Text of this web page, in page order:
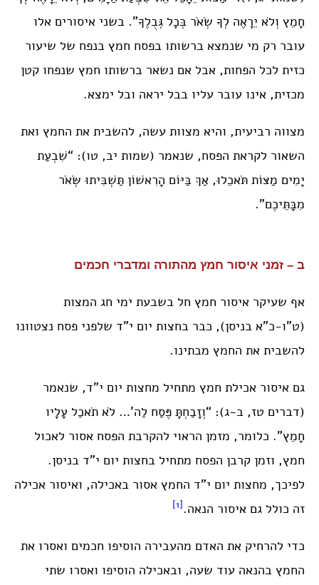
חָמֵץ וְלֹא יֵרָאֶה לְךָ שְׂאֹר בְּכָל גְּבֻלֶךָ”. בשני איסורים אלו
עובר רק מי שנמצא ברשותו בפסח חמץ בנפח של שיעור
כזית לכל הפחות, אבל אם נשאר ברשותו חמץ שנפחו קטן
מכזית, אינו עובר עליו בבל יראה ובל ימצא.
מצווה רביעית, והיא מצוות עשה, להשבית את החמץ ואת
השאור לקראת הפסח, שנאמר (שמות יב, טו): “שִׁבְעַת
יָמִים מַצּוֹת תֹּאכֵלוּ, אַךְ בַּיּוֹם הָרִאשׁוֹן תַּשְׁבִּיתוּ שְּׂאֹר
מִבָּתֵּיכֶם”.
ב – זמני איסור חמץ מהתורה ומדברי חכמים
אף שעיקר איסור חמץ חל בשבעת ימי חג המצות
(ט”ו-כ”א בניסן), כבר בחצות יום י”ד שלפני פסח נצטוונו
להשבית את החמץ מבתינו.
גם איסור אכילת חמץ מתחיל מחצות יום י”ד, שנאמר
(דברים טז, ב-ג): “וְזָבַחְתָּ פֶּסַח לַה’… לֹא תֹאכַל עָלָיו
חָמֵץ”. כלומר, מזמן הראוי להקרבת הפסח אסור לאכול
חמץ, וזמן קרבן הפסח מתחיל בחצות יום י”ד בניסן.
לפיכך, מחצות יום י”ד החמץ אסור באכילה, ואיסור אכילה
זה כולל גם איסור הנאה. [1]
כדי להרחיק את האדם מהעבירה הוסיפו חכמים ואסרו את
החמץ בהנאה עוד שעה, ובאכילה הוסיפו ואסרו שתי